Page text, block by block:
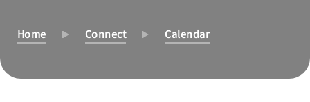
Home Connect Calendar